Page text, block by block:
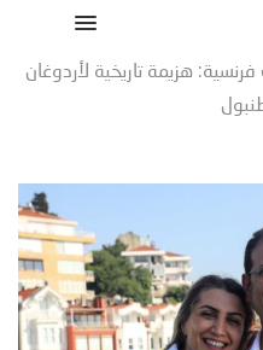
هزيمة تاريخية لأردوغان